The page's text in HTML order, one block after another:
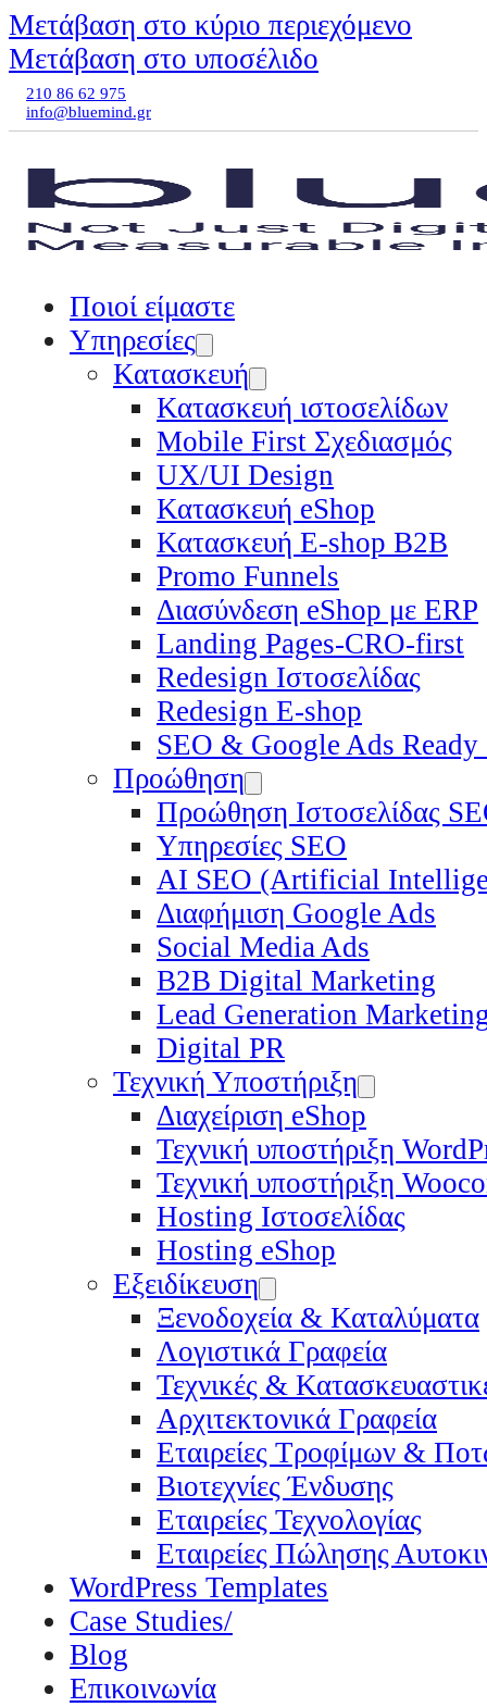
Μετάβαση στο κύριο περιεχόμενο
Μετάβαση στο υποσέλιδο
210 86 62 975
info@bluemind.gr
Ποιοί είμαστε
Υπηρεσίες
Κατασκευή
Κατασκευή ιστοσελίδων
Mobile First Σχεδιασμός
UX/UI Design
Κατασκευή eShop
Κατασκευή E-shop B2B
Promo Funnels
Διασύνδεση eShop με ERP
Landing Pages-CRO-first
Redesign Ιστοσελίδας
Redesign E-shop
SEO & Google Ads Ready
Προώθηση
Προώθηση Ιστοσελίδας
Υπηρεσίες SEO
ΑΙ SEO (Artificial
Διαφήμιση Google Ads
Social Media Ads
B2B Digital Marketing
Lead Generation
Digital PR
Τεχνική Υποστήριξη
Διαχείριση eShop
Τεχνική υποστήριξη
Τεχνική υποστήριξη
Hosting Ιστοσελίδας
Hosting eShop
Εξειδίκευση
Ξενοδοχεία & Καταλύματα
Λογιστικά Γραφεία
Τεχνικές &
Αρχιτεκτονικά Γραφεία
Εταιρείες Τροφίμων &
Βιοτεχνίες Ένδυσης
Εταιρείες Τεχνολογίας
Εταιρείες Πώλησης
WordPress Templates
Case Studies/
Blog
Επικοινωνία